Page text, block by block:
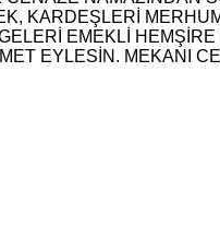
KARDEŞLERİ
EMEKLİ
EYLESİN. MEKANI